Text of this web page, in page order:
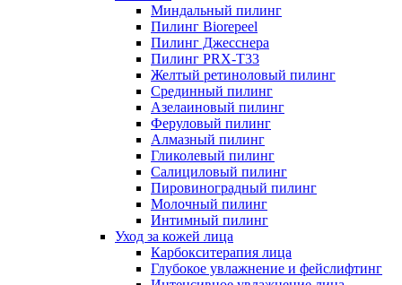
Миндальный пилинг
Пилинг Biorepeel
Пилинг Джесснера
Пилинг PRX-T33
Желтый ретиноловый пилинг
Срединный пилинг
Азелаиновый пилинг
Феруловый пилинг
Алмазный пилинг
Гликолевый пилинг
Салициловый пилинг
Пировиноградный пилинг
Молочный пилинг
Интимный пилинг
Уход за кожей лица
Карбокситерапия лица
Глубокое увлажнение и фейслифтинг